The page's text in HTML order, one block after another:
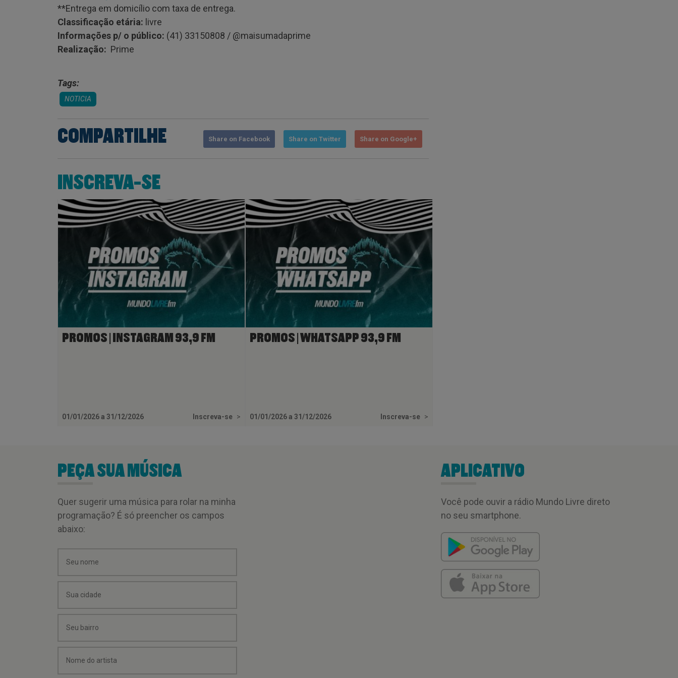
**Entrega em domicílio com taxa de entrega.
Classificação etária: livre
Informações p/ o público: (41) 33150808 / @maisumadaprime
Realização: Prime
Tags:
NOTICIA
COMPARTILHE Share on Facebook Share on Twitter Share on Google+
INSCREVA-SE
PROMOS | INSTAGRAM 93,9 FM
01/01/2026 a 31/12/2026 Inscreva-se >
PROMOS | WHATSAPP 93,9 FM
01/01/2026 a 31/12/2026 Inscreva-se >
PEÇA SUA MÚSICA
Quer sugerir uma música para rolar na minha
programação? É só preencher os campos
abaixo:
APLICATIVO
Você pode ouvir a rádio Mundo Livre direto
no seu smartphone.